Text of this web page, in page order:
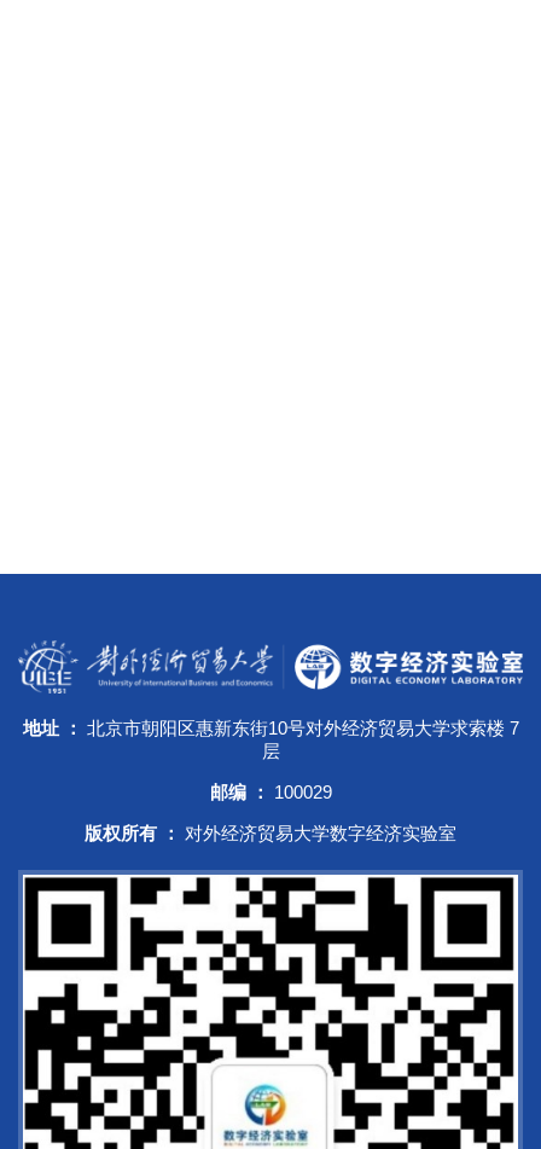
地址 ： 北京市朝阳区惠新东街10号对外经济贸易大学求索楼 7
层
邮编 ：
100029
版权所有 ：
对外经济贸易大学数字经济实验室